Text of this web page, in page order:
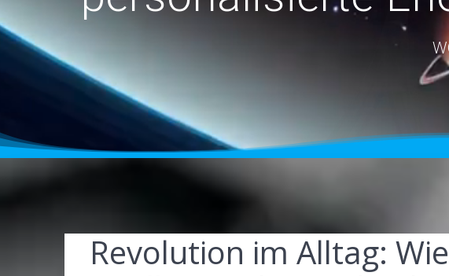
Revolution im Alltag: